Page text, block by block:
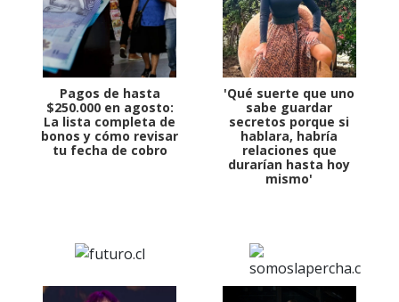
Pagos de hasta
$250.000 en agosto:
La lista completa de
bonos y cómo revisar
tu fecha de cobro
'Qué suerte que uno
sabe guardar
secretos porque si
hablara, habría
relaciones que
durarían hasta hoy
mismo'